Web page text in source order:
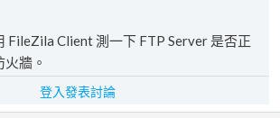
FileZila Client 測一下 FTP Server 是否正
牆。
登入發表討論